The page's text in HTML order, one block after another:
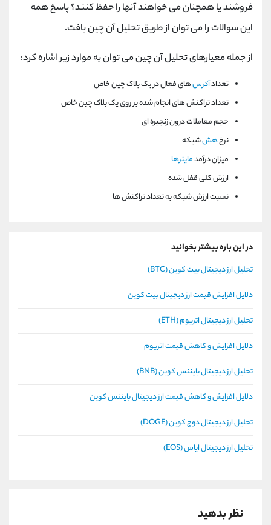
فروشند یا همچنان می خواهند آنها را حفظ کنند؟ پاسخ همه
این سوالات را می توان از طریق تحلیل آن چین یافت.
از جمله معیارهای تحلیل آن چین می توان به موارد زیر اشاره کرد:
تعدادآدرس‌های فعال در یک بلاک چین خاص
تعداد تراکنش های انجام شده بر روی یک بلاک چین خاص
حجم معاملات درون زنجیره ای
نرخهششبکه
میزان درآمدماینرها
ارزش کلی قفل شده
نسبت ارزش شبکه به تعداد تراکنش ها
در این باره بیشتر بخوانید
تحلیل ارز دیجیتال بیت کوین (BTC)
دلایل افزایش قیمت ارز دیجیتال بیت کوین
تحلیل ارز دیجیتال اتریوم (ETH)
دلایل افزایش و کاهش قیمت اتریوم
تحلیل ارز دیجیتال بایننس کوین (BNB)
دلایل افزایش و کاهش قیمت ارز دیجیتال بایننس کوین
تحلیل ارز دیجیتال دوج کوین (DOGE)
تحلیل ارز دیجیتال ایاس (EOS)
نظر بدهید